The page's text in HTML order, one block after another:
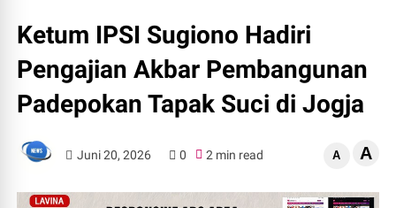
Ketum IPSI Sugiono Hadiri
Pengajian Akbar Pembangunan
Padepokan Tapak Suci di Jogja
Juni 20, 2026 0 2 min read A A